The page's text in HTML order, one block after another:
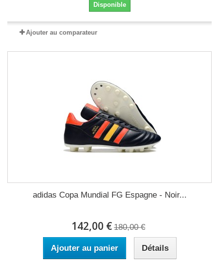
Disponible
Ajouter au comparateur
adidas Copa Mundial FG Espagne - Noir...
142,00 € 180,00 €
Ajouter au panier Détails